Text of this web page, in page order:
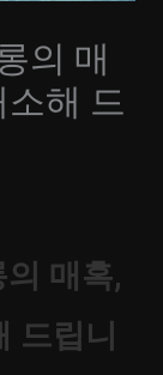
의 매
해 드
매혹,
드립니